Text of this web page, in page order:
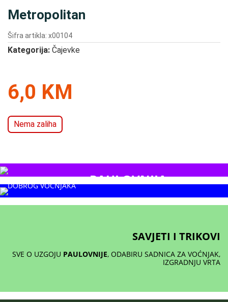
Metropolitan
Šifra artikla: x00104
Kategorija: Čajevke
6,0 KM
Nema zaliha
PAULOVNIJA
ZAŠTO SADITI PAULOVNIJU?
TO JE DRVOBUDUĆNOSTI!
SADNICE VOĆA
BEZKVALITETNIHIZDRAVIHSADNICA VOĆA NEMA NI
DOBROG VOĆNJAKA
SAVJETI I TRIKOVI
SVE O UZGOJU PAULOVNIJE, ODABIRU SADNICA ZA VOĆNJAK,
IZGRADNJU VRTA